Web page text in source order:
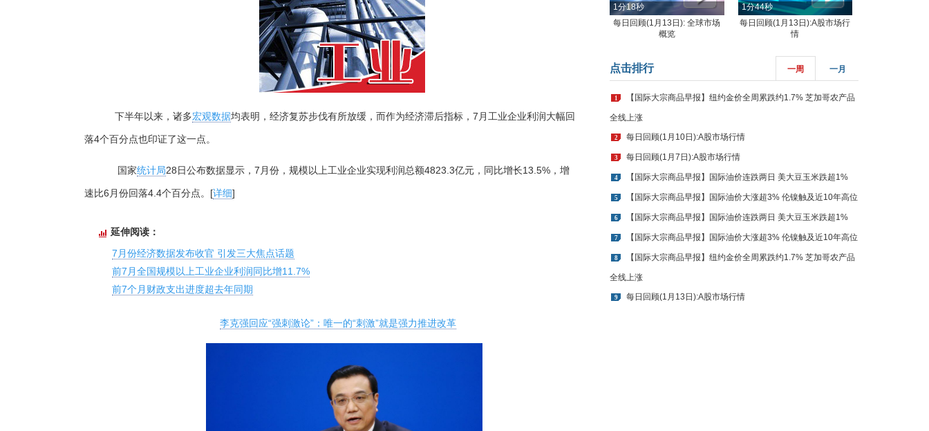
下半年以来，诸多宏观数据均表明，经济复苏步伐有所放缓，而作为经济滞后指标，7月工业企业利润大幅回
落4个百分点也印证了这一点。
国家统计局28日公布数据显示，7月份，规模以上工业企业实现利润总额4823.3亿元，同比增长13.5%，增
速比6月份回落4.4个百分点。[详细]
延伸阅读：
7月份经济数据发布收官 引发三大焦点话题
前7月全国规模以上工业企业利润同比增11.7%
前7个月财政支出进度超去年同期
李克强回应“强刺激论”：唯一的“刺激”就是强力推进改革
1分18秒
每日回顾(1月13日): 全球市场
概览
1分44秒
每日回顾(1月13日):A股市场行
情
点击排行 一周 一月
1 【国际大宗商品早报】纽约金价全周累跌约1.7% 芝加哥农产品
全线上涨
2 每日回顾(1月10日):A股市场行情
3 每日回顾(1月7日):A股市场行情
4 【国际大宗商品早报】国际油价连跌两日 美大豆玉米跌超1%
5 【国际大宗商品早报】国际油价大涨超3% 伦镍触及近10年高位
6 【国际大宗商品早报】国际油价连跌两日 美大豆玉米跌超1%
7 【国际大宗商品早报】国际油价大涨超3% 伦镍触及近10年高位
8 【国际大宗商品早报】纽约金价全周累跌约1.7% 芝加哥农产品
全线上涨
9 每日回顾(1月13日):A股市场行情